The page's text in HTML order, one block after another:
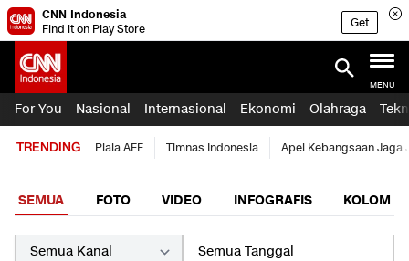
CNN Indonesia
Find it on Play Store
Get
MENU
For You Nasional Internasional Ekonomi Olahraga
TRENDING Piala AFF Timnas Indonesia Apel Kebangsaan Jaga
SEMUA FOTO VIDEO INFOGRAFIS KOLOM